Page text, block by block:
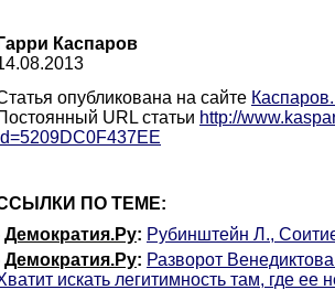
Гарри Каспаров
опубликована на сайте
URL статьи http://
ПО ТЕМЕ:
Демократия.Ру: Рубинштейн Л.,
Демократия.Ру: Разворот
искать легитимность там, где ее